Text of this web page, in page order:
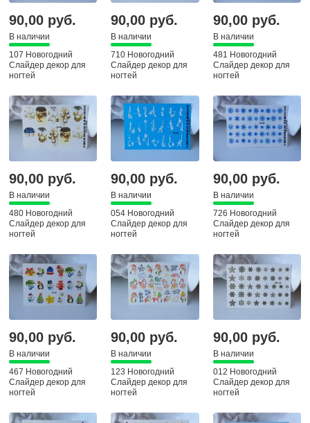
90,00 руб.
В наличии
107 Новогодний
Слайдер декор для
ногтей
90,00 руб.
В наличии
710 Новогодний
Слайдер декор для
ногтей
90,00 руб.
В наличии
481 Новогодний
Слайдер декор для
ногтей
90,00 руб.
В наличии
480 Новогодний
Слайдер декор для
ногтей
90,00 руб.
В наличии
054 Новогодний
Слайдер декор для
ногтей
90,00 руб.
В наличии
726 Новогодний
Слайдер декор для
ногтей
90,00 руб.
В наличии
467 Новогодний
Слайдер декор для
ногтей
90,00 руб.
В наличии
123 Новогодний
Слайдер декор для
ногтей
90,00 руб.
В наличии
012 Новогодний
Слайдер декор для
ногтей